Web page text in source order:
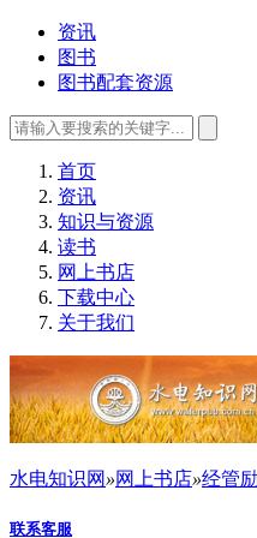
资讯
图书
图书配套资源
首页
资讯
知识与资源
读书
网上书店
下载中心
关于我们
水电知识网 »网上书店»经管
联系客服